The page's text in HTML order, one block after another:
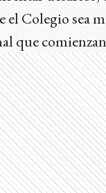
Colegio sea
que